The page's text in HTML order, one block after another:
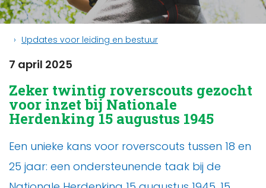
Updates voor leiding en bestuur
7 april 2025
Zeker twintig roverscouts gezocht
voor inzet bij Nationale
Herdenking 15 augustus 1945
Een unieke kans voor roverscouts tussen 18 en
25 jaar: een ondersteunende taak bij de